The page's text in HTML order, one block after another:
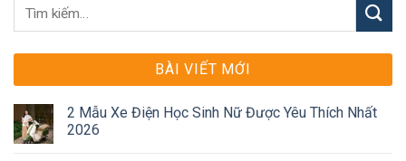
BÀI VIẾT MỚI
2 Mẫu Xe Điện Học Sinh Nữ Được Yêu Thích Nhất
2026